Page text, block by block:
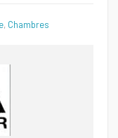
, Chambres